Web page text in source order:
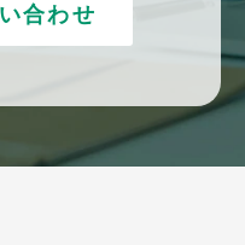
合わせ